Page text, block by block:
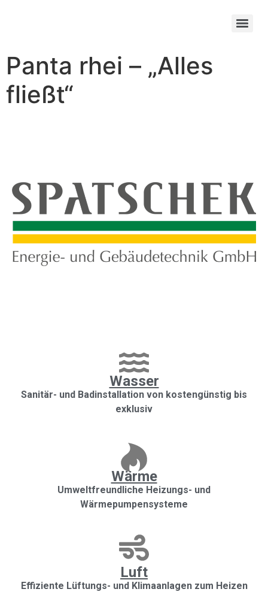
Panta rhei – „Alles
fließt“
Wasser
Sanitär- und Badinstallation von kostengünstig bis
exklusiv
Wärme
Umweltfreundliche Heizungs- und
Wärmepumpensysteme
Luft
Effiziente Lüftungs- und Klimaanlagen zum Heizen